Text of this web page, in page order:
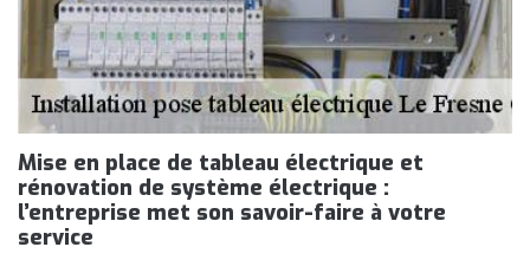
Mise en place de tableau électrique et
rénovation de système électrique :
l’entreprise met son savoir-faire à votre
service